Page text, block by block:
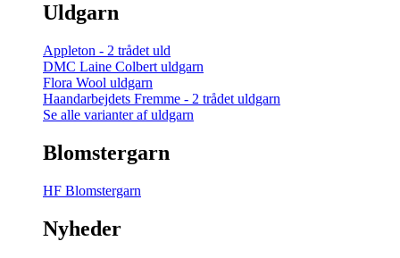
Uldgarn
Appleton - 2 trådet uld
DMC Laine Colbert uldgarn
Flora Wool uldgarn
Haandarbejdets Fremme - 2 trådet uldgarn
Se alle varianter af uldgarn
Blomstergarn
HF Blomstergarn
Nyheder